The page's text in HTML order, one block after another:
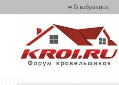
В избранное